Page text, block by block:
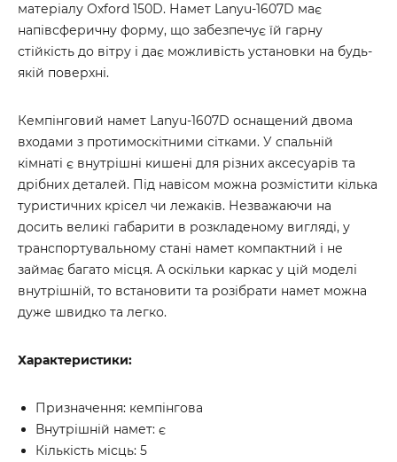
матеріалу Oxford 150D. Намет Lanyu-1607D має
напівсферичну форму, що забезпечує їй гарну
стійкість до вітру і дає можливість установки на будь-
якій поверхні.
Кемпінговий намет Lanyu-1607D оснащений двома
входами з протимоскітними сітками. У спальній
кімнаті є внутрішні кишені для різних аксесуарів та
дрібних деталей. Під навісом можна розмістити кілька
туристичних крісел чи лежаків. Незважаючи на
досить великі габарити в розкладеному вигляді, у
транспортувальному стані намет компактний і не
займає багато місця. А оскільки каркас у цій моделі
внутрішній, то встановити та розібрати намет можна
дуже швидко та легко.
Характеристики:
Призначення: кемпінгова
Внутрішній намет: є
Кількість місць: 5